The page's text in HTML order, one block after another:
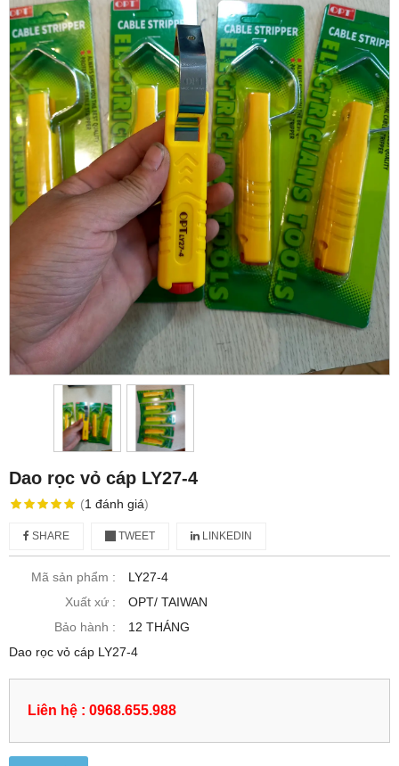
Dao rọc vỏ cáp LY27-4
(1 đánh giá)
SHARE TWEET LINKEDIN
Mã sản phẩm :
LY27-4
Xuất xứ :
OPT/ TAIWAN
Bảo hành :
12 THÁNG
Dao rọc vỏ cáp LY27-4
Liên hệ : 0968.655.988